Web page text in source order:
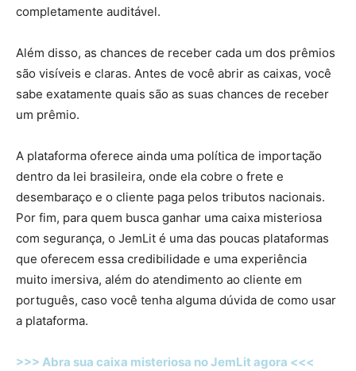
completamente auditável.
Além disso, as chances de receber cada um dos prêmios
são visíveis e claras. Antes de você abrir as caixas, você
sabe exatamente quais são as suas chances de receber
um prêmio.
A plataforma oferece ainda uma política de importação
dentro da lei brasileira, onde ela cobre o frete e
desembaraço e o cliente paga pelos tributos nacionais.
Por fim, para quem busca ganhar uma caixa misteriosa
com segurança, o JemLit é uma das poucas plataformas
que oferecem essa credibilidade e uma experiência
muito imersiva, além do atendimento ao cliente em
português, caso você tenha alguma dúvida de como usar
a plataforma.
>>> Abra sua caixa misteriosa no JemLit agora <<<